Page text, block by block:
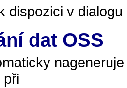
dispozici v dialogu
dat OSS
při